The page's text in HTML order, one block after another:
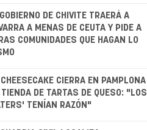
DE CHIVITE TRAERÁ A
A MENAS DE CEUTA Y PIDE A
COMUNIDADES QUE HAGAN LO
CIERRA EN PAMPLONA
DE TARTAS DE QUESO: "LOS
TENÍAN RAZÓN"